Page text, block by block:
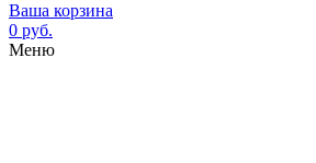
Ваша корзина
0 руб.
Меню